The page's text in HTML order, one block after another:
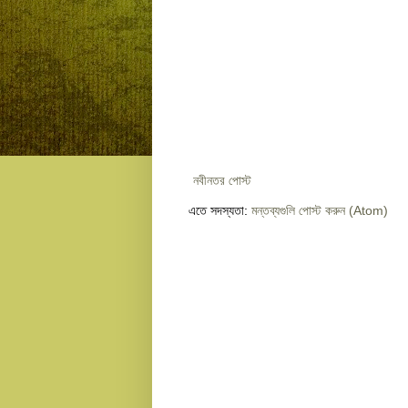
নবীনতর পোস্ট
এতে সদস্যতা: মন্তব্যগুলি পোস্ট করুন (Atom)